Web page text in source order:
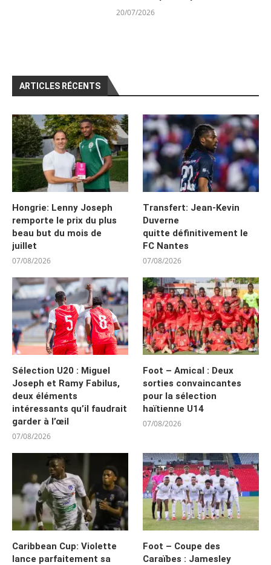
20/07/2026
ARTICLES RÉCENTS
Hongrie: Lenny Joseph
remporte le prix du plus
beau but du mois de
juillet
07/08/2026
Transfert: Jean-Kevin
Duverne
quitte définitivement le
FC Nantes
07/08/2026
Sélection U20 : Miguel
Joseph et Ramy Fabilus,
deux éléments
intéressants qu’il faudrait
garder à l’œil
07/08/2026
Foot – Amical : Deux
sorties convaincantes
pour la sélection
haïtienne U14
07/08/2026
Caribbean Cup: Violette
lance parfaitement sa
Foot – Coupe des
Caraïbes : Jamesley